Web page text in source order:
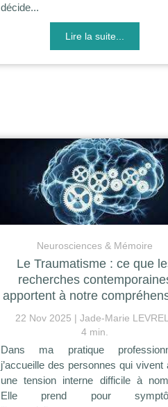
décide...
Lire la suite...
Neurosciences & Mémoire
Le Traumatisme : ce que
recherches
apportent à notre
22 Nov 2025
Jade-Marie LEVREL
4 min.
Dans ma pratique
j’accueille des personnes qui vivent
une tension interne difficile à
Elle prend pour